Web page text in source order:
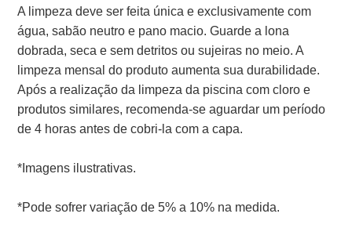
A limpeza deve ser feita única e exclusivamente com
água, sabão neutro e pano macio. Guarde a lona
dobrada, seca e sem detritos ou sujeiras no meio. A
limpeza mensal do produto aumenta sua durabilidade.
Após a realização da limpeza da piscina com cloro e
produtos similares, recomenda-se aguardar um período
de 4 horas antes de cobri-la com a capa.
*Imagens ilustrativas.
*Pode sofrer variação de 5% a 10% na medida.